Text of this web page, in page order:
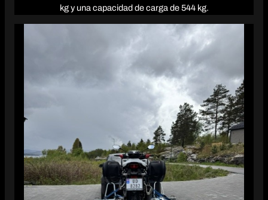
kg y una capacidad de carga de 544 kg.